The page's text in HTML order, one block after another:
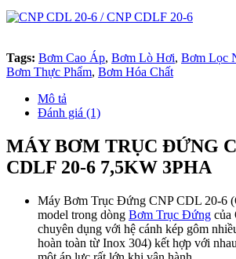
Tags: Bơm Cao Áp, Bơm Lò Hơi, Bơm Lọc
Bơm Thực Phẩm, Bơm Hóa Chất
Mô tả
Đánh giá (1)
MÁY BƠM TRỤC ĐỨNG
CDLF 20-6 7,5KW 3PHA
Máy Bơm Trục Đứng CNP CDL 20-6
model trong dòng Bơm Trục Đứng của
chuyên dụng với hệ cánh kép gôm
hoàn toàn từ Inox 304) kết hợp với